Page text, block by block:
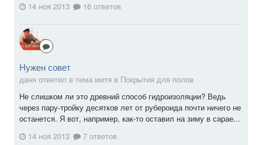
14 ноя 2013
16 ответов
Нужен совет
даня ответил в тема митя в Покрытия для полов
Не слишком ли это древний способ гидроизоляции? Ведь
через пару-тройку десятков лет от рубероида почти ничего не
останется. Я вот, например, как-то оставил на зиму в сарае...
14 ноя 2013
7 ответов